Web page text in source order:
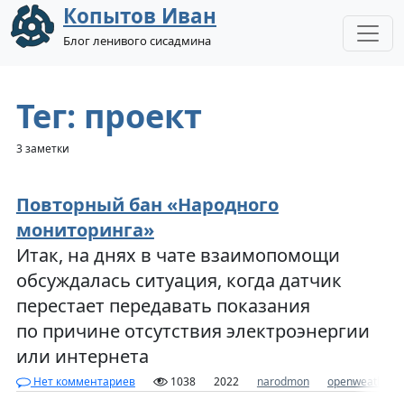
Копытов Иван
Блог ленивого сисадмина
Тег: проект
3 заметки
Повторный бан «Народного
мониторинга»
Итак, на днях в чате взаимопомощи
обсуждалась ситуация, когда датчик
перестает передавать показания
по причине отсутствия электроэнергии
или интернета
Нет комментариев 1038 2022 narodmon